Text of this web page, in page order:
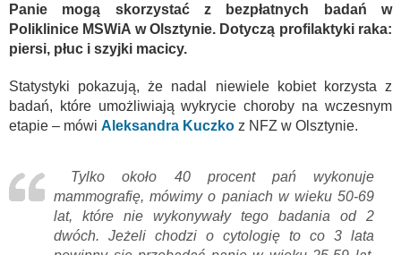
Panie mogą skorzystać z bezpłatnych badań w
Poliklinice MSWiA w Olsztynie. Dotyczą profilaktyki raka:
piersi, płuc i szyjki macicy.
Statystyki pokazują, że nadal niewiele kobiet korzysta z
badań, które umożliwiają wykrycie choroby na wczesnym
etapie – mówi Aleksandra Kuczko z NFZ w Olsztynie.
Tylko około 40 procent pań wykonuje
mammografię, mówimy o paniach w wieku 50-69
lat, które nie wykonywały tego badania od 2
dwóch. Jeżeli chodzi o cytologię to co 3 lata